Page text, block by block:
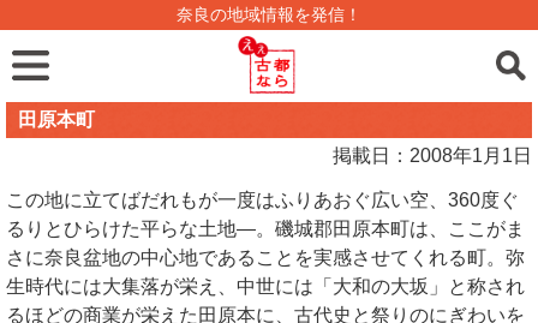
奈良の地域情報を発信！
田原本町
掲載日：2008年1月1日
この地に立てばだれもが一度はふりあおぐ広い空、360度ぐ
るりとひらけた平らな土地―。磯城郡田原本町は、ここがま
さに奈良盆地の中心地であることを実感させてくれる町。弥
生時代には大集落が栄え、中世には「大和の大坂」と称され
るほどの商業が栄えた田原本に、古代史と祭りのにぎわいを